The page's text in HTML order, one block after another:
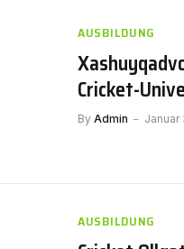
AUSBILDUNG
Cricket-
By Admin Januar
AUSBILDUNG